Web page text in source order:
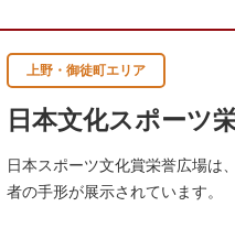
上野・御徒町エリア
日本文化スポーツ
日本スポーツ文化賞栄誉広場は
者の手形が展示されています。